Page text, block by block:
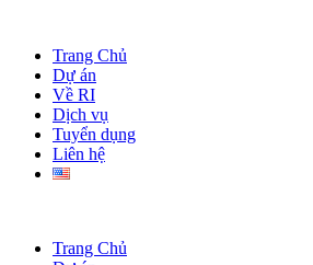
Trang Chủ
Dự án
Về RI
Dịch vụ
Tuyển dụng
Liên hệ
Trang Chủ